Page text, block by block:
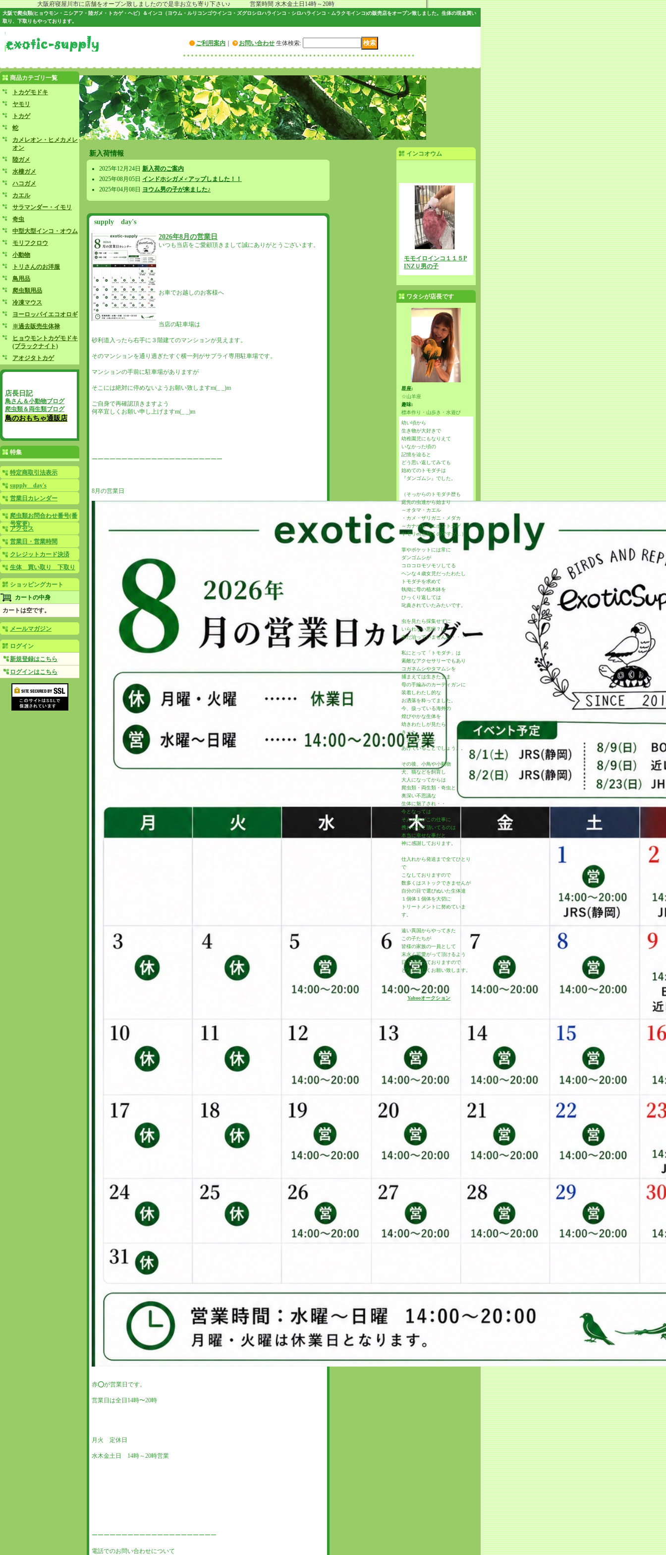
大阪府寝屋川市に店舗をオープン致しましたので是非お立ち寄り下さい♪ 営業時間 水木金土日14時～20時
大阪で爬虫類(ヒョウモン・ニシアフ・陸ガメ・トカゲ・ヘビ）＆インコ（ヨウム・ルリコンゴウインコ・ズグロシロハラインコ・シロハラインコ・ムラクモインコ)の販売店をオープン致しました。生体の現金買い
取り、下取りもやっております。
ご利用案内 お問い合わせ 生体検索:
商品カテゴリ一覧
トカゲモドキ
ヤモリ
トカゲ
蛇
カメレオン・ヒメカメレ
オン
陸ガメ
水棲ガメ
ハコガメ
カエル
サラマンダー・イモリ
奇虫
中型大型インコ・オウム
モリフクロウ
小動物
トリさんのお洋服
鳥用品
爬虫類用品
冷凍マウス
ヨーロッパイエコオロギ
※過去販売生体禄
ヒョウモントカゲモドキ
(ブラックナイト)
アオジタトカゲ
店長日記
鳥さん＆小動物ブログ
爬虫類＆両生類ブログ
鳥のおもちゃ通販店
特集
特定商取引法表示
supply day's
営業日カレンダー
爬虫類お問合わせ番号(番
号変更)
アクセス
営業日・営業時間
クレジットカード決済
生体 買い取り 下取り
ショッピングカート
カートの中身
カートは空です。
メールマガジン
ログイン
新規登録はこちら
ログインはこちら
新入荷情報
2025年12月24日 新入荷のご案内
2025年08月05日 インドホシガメ♂アップしました！！
2025年04月08日 ヨウム男の子が来ました♪
supply day's
2026年8月の営業日
いつも当店をご愛顧頂きまして誠にありがとうございます。
お車でお越しのお客様へ
当店の駐車場は
砂利道入ったら右手に３階建てのマンションが見えます。
そのマンションを通り過ぎたすぐ横一列がサプライ専用駐車場です。
マンションの手前に駐車場がありますが
そこには絶対に停めないようお願い致しますm(_ _)m
ご自身で再確認頂きますよう
何卒宜しくお願い申し上げますm(_ _)m
ーーーーーーーーーーーーーーーーーーーーーー
8月の営業日
赤⭕️が営業日です。
営業日は全日14時〜20時
月火 定休日
水木金土日 14時～20時営業
ーーーーーーーーーーーーーーーーーーーーー
電話でのお問い合わせについて
インコオウム
モモイロインコ１１５P
INZＵ男の子
ワタシが店長です
星座:
☆山羊座
趣味:
標本作り・山歩き・水遊び
幼い頃から
生き物が大好きで
幼稚園児にもなりえて
いなかった頃の
記憶を辿ると
どう思い返してみても
始めてのトモダチは
『ダンゴムシ』でした。
（そっからのトモダチ歴も
庭先の虫達から始まり
～オタマ・カエル
・カメ・ザリガニ・メダカ
～カナヘビ・ニホントカゲ
ヤモリetcと続くのですが…）
掌やポケットには常に
ダンゴムシが
コロコロモソモソしてる
ヘンな４歳女児だったわたし
トモダチを求めて
執拗に母の植木鉢を
ひっくり返しては
叱責されていたみたいです。
虫を見たら採集せずに
いられない悪癖？は
未だ治っていませんが・・・
私にとって「トモダチ」は
素敵なアクセサリーでもあり
コガネムシやタマムシを
捕まえては生きたまま
母の手編みのカーディガンに
装着しわたし的な
お洒落を粋ってました。
今、扱っている海外の
煌びやかな生体を
幼きわたしが見たら
きっと
「オタケビ」を
あげていることでしょう。。
その後、小鳥や小動物
犬、猫などを飼育し
大人になってからは
爬虫類・両生類・奇虫と
奥深い不思議な
生体に魅了され・・
今となっては
そんな私がこの仕事に
携わらせて頂いてるのは
本当に幸せな事だと
神に感謝しております。
仕入れから発送まで全てひとり
で
こなしておりますので
数多くはストックできませんが
自分の目で選びぬいた生体達
１個体１個体を大切に
トリートメントに努めていま
す。
遠い異国からやってきた
この子たちが
皆様の家族の一員として
末永く可愛がって頂けるよう
日々頑張っておりますので
どうか宜しくお願い致します。
Yahooオークション